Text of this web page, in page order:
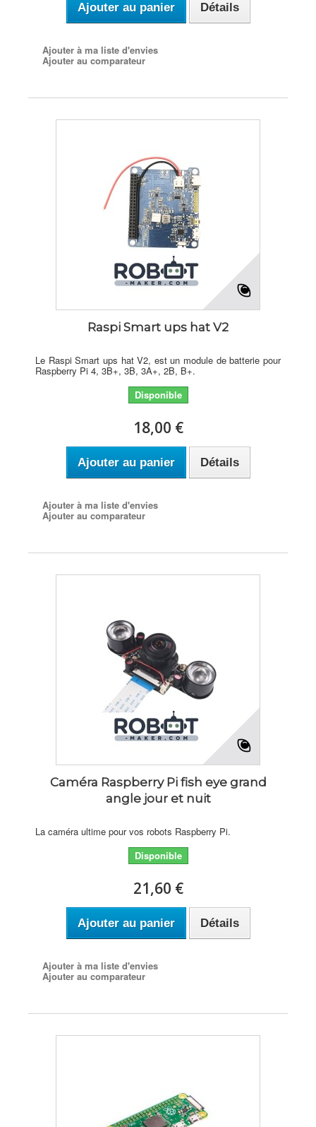
Ajouter au panier Détails
Ajouter à ma liste d'envies
Ajouter au comparateur
Raspi Smart ups hat V2
Le Raspi Smart ups hat V2, est un module de batterie pour
Raspberry Pi 4, 3B+, 3B, 3A+, 2B, B+.
Disponible
18,00 €
Ajouter au panier Détails
Ajouter à ma liste d'envies
Ajouter au comparateur
Caméra Raspberry Pi fish eye grand
angle jour et nuit
La caméra ultime pour vos robots Raspberry Pi.
Disponible
21,60 €
Ajouter au panier Détails
Ajouter à ma liste d'envies
Ajouter au comparateur